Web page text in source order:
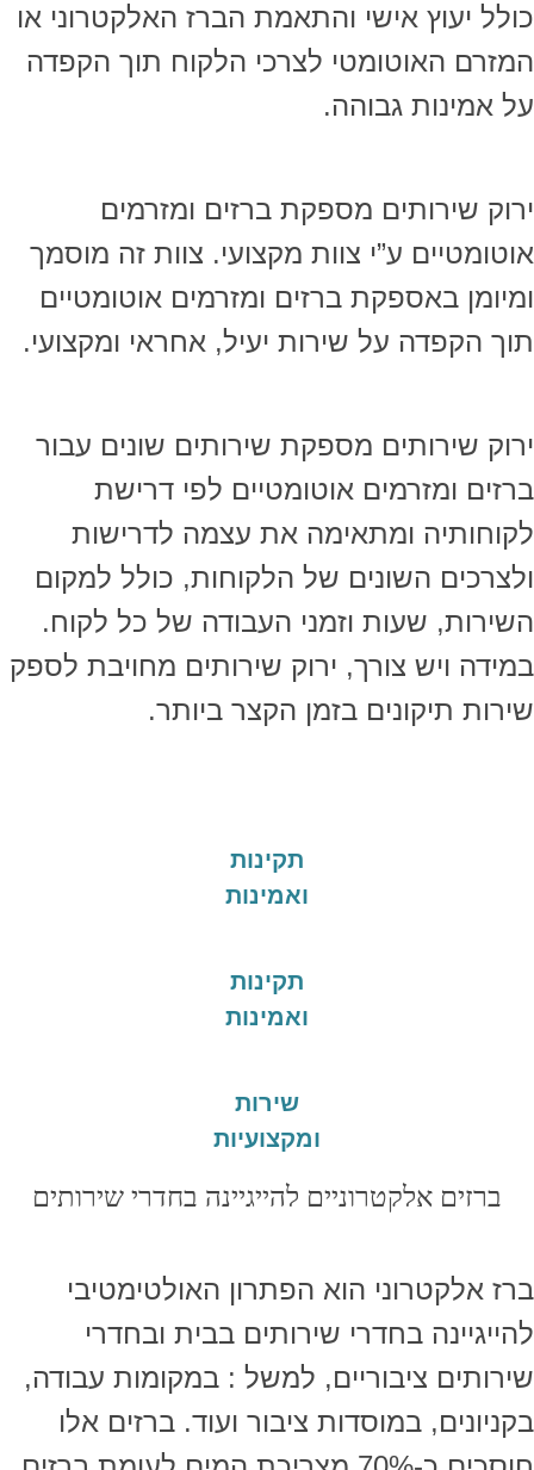
כולל יעוץ אישי והתאמת הברז האלקטרוני או
המזרם האוטומטי לצרכי הלקוח תוך הקפדה
על אמינות גבוהה.
ירוק שירותים מספקת ברזים ומזרמים
אוטומטיים ע”י צוות מקצועי. צוות זה מוסמך
ומיומן באספקת ברזים ומזרמים אוטומטיים
תוך הקפדה על שירות יעיל, אחראי ומקצועי.
ירוק שירותים מספקת שירותים שונים עבור
ברזים ומזרמים אוטומטיים לפי דרישת
לקוחותיה ומתאימה את עצמה לדרישות
ולצרכים השונים של הלקוחות, כולל למקום
השירות, שעות וזמני העבודה של כל לקוח.
במידה ויש צורך, ירוק שירותים מחויבת לספק
שירות תיקונים בזמן הקצר ביותר.
תקינות
ואמינות
תקינות
ואמינות
שירות
ומקצועיות
ברזים אלקטרוניים להייגיינה בחדרי שירותים
ברז אלקטרוני הוא הפתרון האולטימטיבי
להייגיינה בחדרי שירותים בבית ובחדרי
שירותים ציבוריים, למשל : במקומות עבודה,
בקניונים, במוסדות ציבור ועוד. ברזים אלו